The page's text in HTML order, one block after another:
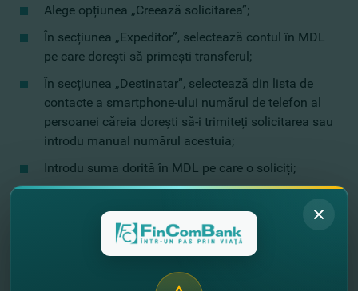
Alege opțiunea „Creează solicitarea”;
În secțiunea „Expeditor”, selectează contul în MDL
pe care dorești să primești transferul;
În secțiunea „Destinatar”, selectează din lista de
contacte a smartphone-ului numărul de telefon al
persoanei căreia dorești să-i trimiteți solicitarea sau
introdu manual numărul acestuia;
Introdu suma dorită în MDL pe care o soliciți;
transferului (de exemplu: pentru prânz/datorie);
Confirmă solicitarea.
Solicitarea creată este expediată către destinatar, care